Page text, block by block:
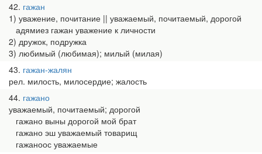
42 гажан
1) уважение, почитание || уважаемый, почитаемый, дорогой
адямиез гажан уважение к личности
2) дружок, подружка
3) любимый (любимая); милый (милая)
43 гажан-жалян
рел. милость, милосердие; жалость
44 гажано
уважаемый, почитаемый; дорогой
гажано выны дорогой мой брат
гажано эш уважаемый товарищ
гажаноос уважаемые